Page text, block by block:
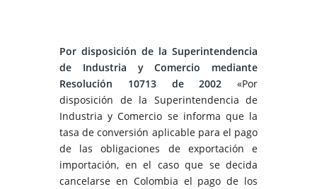
Por disposición de la Superintendencia
de Industria y Comercio mediante
Resolución 10713 de 2002 «Por
disposición de la Superintendencia de
Industria y Comercio se informa que la
tasa de conversión aplicable para el pago
de las obligaciones de exportación e
importación, en el caso que se decida
cancelarse en Colombia el pago de los